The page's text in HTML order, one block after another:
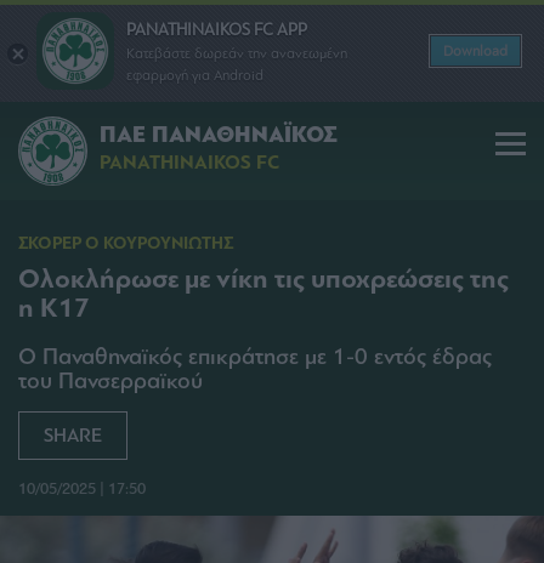
PANATHINAIKOS FC APP
Κατεβάστε δωρεάν την ανανεωμένη
εφαρμογή για Android
Download
ΠΑΕ ΠΑΝΑΘΗΝΑΪΚΟΣ
PANATHINAIKOS FC
ΣΚΟΡΕΡ Ο ΚΟΥΡΟΥΝΙΩΤΗΣ
Ολοκλήρωσε με νίκη τις υποχρεώσεις της
η Κ17
Ο Παναθηναϊκός επικράτησε με 1-0 εντός έδρας
του Πανσερραϊκού
SHARE
10/05/2025 | 17:50